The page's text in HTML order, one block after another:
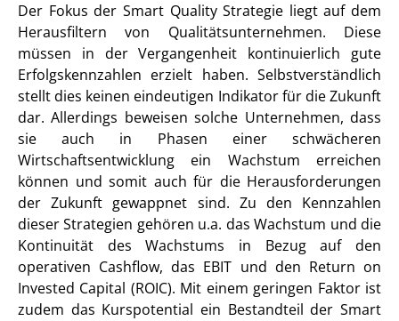
Der Fokus der Smart Quality Strategie liegt auf dem
Herausfiltern von Qualitätsunternehmen. Diese
müssen in der Vergangenheit kontinuierlich gute
Erfolgskennzahlen erzielt haben. Selbstverständlich
stellt dies keinen eindeutigen Indikator für die Zukunft
dar. Allerdings beweisen solche Unternehmen, dass
sie auch in Phasen einer schwächeren
Wirtschaftsentwicklung ein Wachstum erreichen
können und somit auch für die Herausforderungen
der Zukunft gewappnet sind. Zu den Kennzahlen
dieser Strategien gehören u.a. das Wachstum und die
Kontinuität des Wachstums in Bezug auf den
operativen Cashflow, das EBIT und den Return on
Invested Capital (ROIC). Mit einem geringen Faktor ist
zudem das Kurspotential ein Bestandteil der Smart